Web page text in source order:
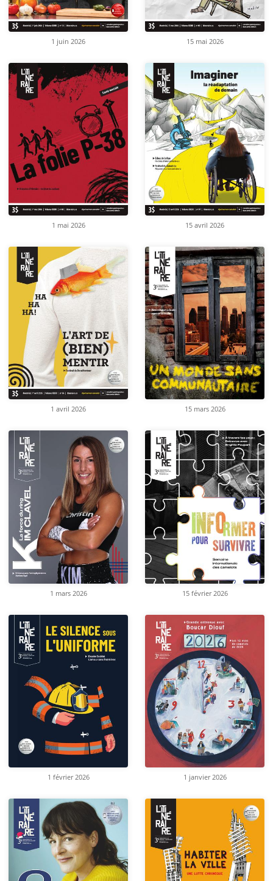
1 juin 2026 15 mai 2026
1 mai 2026 15 avril 2026
1 avril 2026 15 mars 2026
1 mars 2026 15 février 2026
1 février 2026 1 janvier 2026